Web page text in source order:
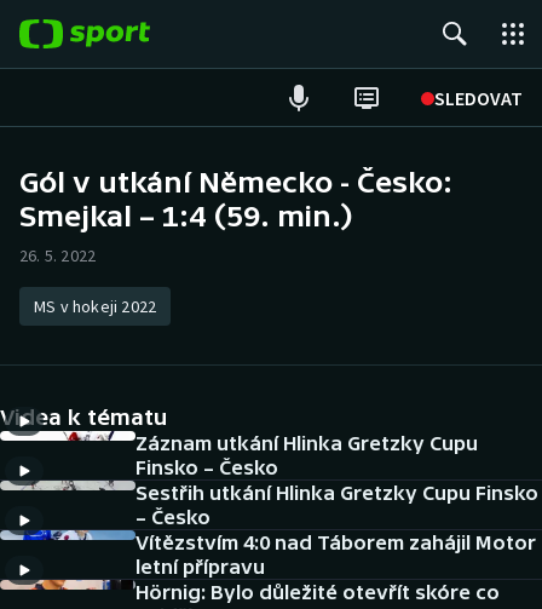
SLEDOVAT
Hokej
Atletika
DALŠÍ SPORTY
Americký fotbal
Baseball a softbal
NEPŘEHLÉDNĚTE
Gól v utkání Německo - Česko:
Smejkal – 1:4 (59. min.)
26. 5. 2022
MS v hokeji 2022
Videa k tématu
Záznam utkání Hlinka Gretzky Cupu
Finsko – Česko
Sestřih utkání Hlinka Gretzky Cupu Finsko
– Česko
Vítězstvím 4:0 nad Táborem zahájil Motor
letní přípravu
Hörnig: Bylo důležité otevřít skóre co